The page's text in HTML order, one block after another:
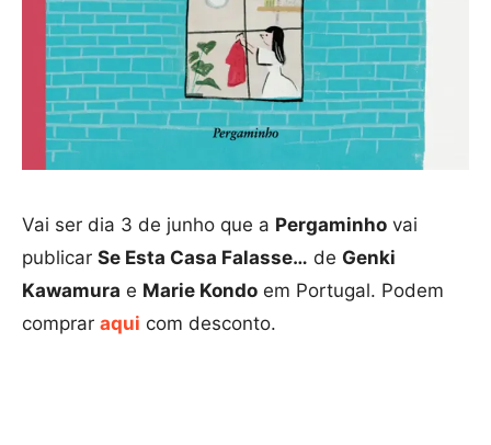
Vai ser dia 3 de junho que a Pergaminho vai
publicar Se Esta Casa Falasse… de Genki
Kawamura e Marie Kondo em Portugal. Podem
comprar aqui com desconto.